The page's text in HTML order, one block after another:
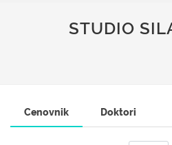
STUDIO
Cenovnik Doktori